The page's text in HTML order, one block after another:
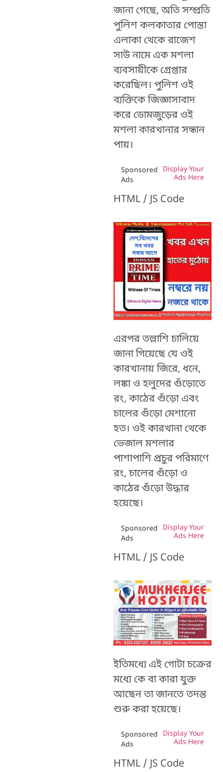
জানা গেছে, অতি সম্প্রতি
পুলিশ কলকাতার পোস্তা
এলাকা থেকে রাজেশ
সাউ নামে এক মশলা
ব্যবসায়ীকে গ্রেপ্তার
করেছিল। পুলিশ ওই
ব্যক্তিকে জিজ্ঞাসাবাদ
করে ডোমজুড়ের ওই
মশলা কারখানার সন্ধান
পায়।
Sponsored
Ads
Display Your
Ads Here
HTML / JS Code
এরপর তল্লাশি চালিয়ে
জানা গিয়েছে যে ওই
কারখানায় জিরে, ধনে,
লঙ্কা ও হলুদের গুঁড়োতে
রং, কাঠের গুঁড়ো এবং
চালের গুঁড়ো মেশানো
হত। ওই কারখানা থেকে
ভেজাল মশলার
পাশাপাশি প্রচুর পরিমাণে
রং, চালের গুঁড়ো ও
কাঠের গুঁড়ো উদ্ধার
হয়েছে।
Sponsored
Ads
Display Your
Ads Here
HTML / JS Code
ইতিমধ্যে এই গোটা চক্রের
মধ্যে কে বা কারা যুক্ত
আছেন তা জানতে তদন্ত
শুরু করা হয়েছে।
Sponsored
Ads
Display Your
Ads Here
HTML / JS Code